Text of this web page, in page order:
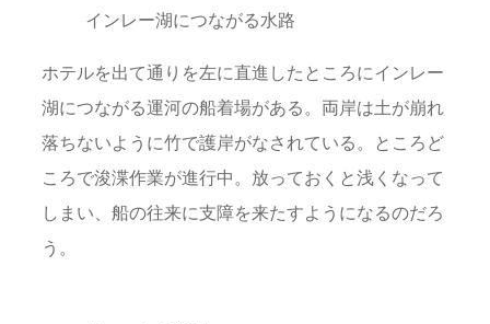
インレー湖につながる水路
ホテルを出て通りを左に直進したところにインレー
湖につながる運河の船着場がある。両岸は土が崩れ
落ちないように竹で護岸がなされている。ところど
ころで浚渫作業が進行中。放っておくと浅くなって
しまい、船の往来に支障を来たすようになるのだろ
う。